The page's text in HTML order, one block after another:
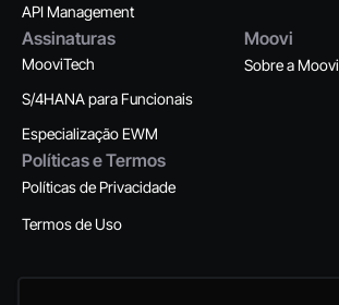
API Management
Assinaturas
MooviTech
S/4HANA para Funcionais
Especialização EWM
Moovi
Sobre a Moovi
Políticas e Termos
Políticas de Privacidade
Termos de Uso